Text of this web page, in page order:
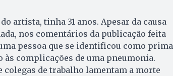
artista, tinha 31 anos. Apesar da causa
nos comentários da publicação feita
pessoa que se identificou como prima
às complicações de uma pneumonia.
colegas de trabalho lamentam a morte